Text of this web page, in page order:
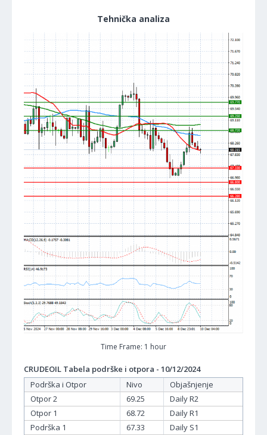
Tehnička analiza
Time Frame: 1 hour
CRUDEOIL Tabela podrške i otpora - 10/12/2024
Podrška i Otpor
Nivo
Objašnjenje
Otpor 2
69.25
Daily R2
Otpor 1
68.72
Daily R1
Podrška 1
67.33
Daily S1